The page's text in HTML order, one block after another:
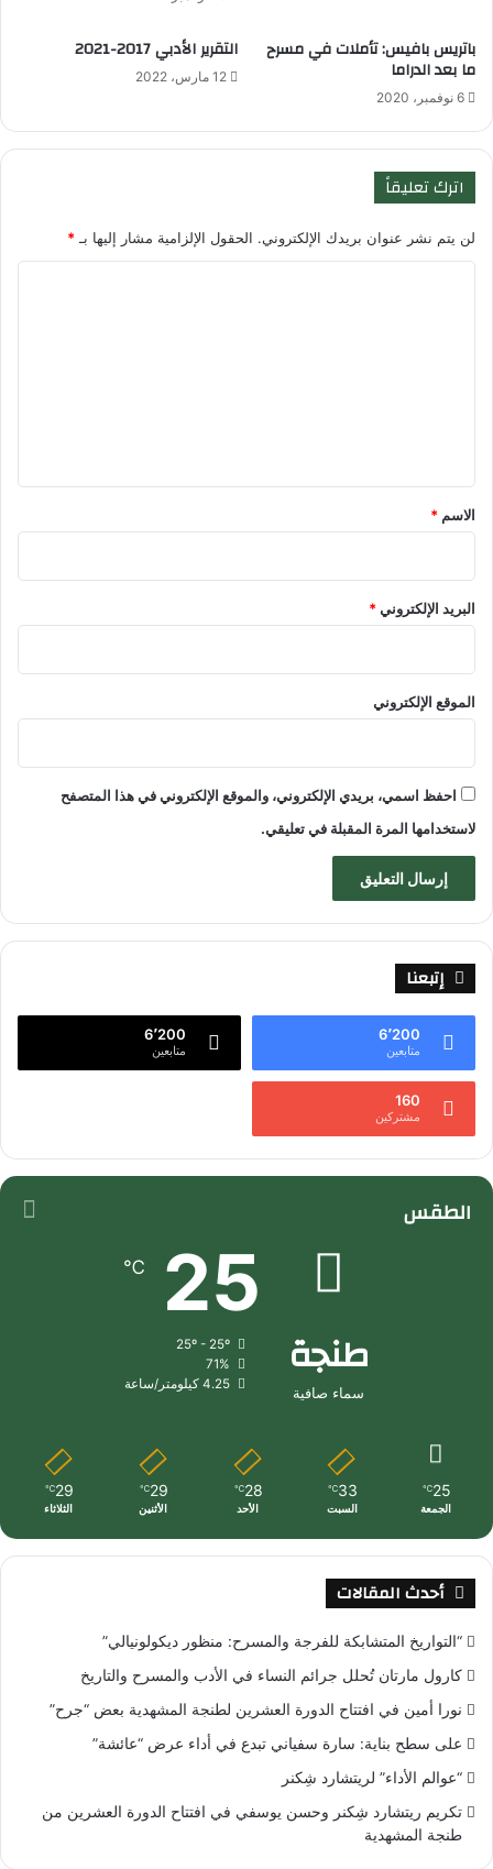
باتريس بافيس: تأملات في مسرح
ما بعد الدراما
6 نوفمبر، 2020
التقرير الأدبي 2017-2021
12 مارس، 2022
اترك تعليقاً
لن يتم نشر عنوان بريدك الإلكتروني. الحقول الإلزامية مشار إليها بـ *
*
الاسم *
البريد الإلكتروني*
الموقع الإلكتروني
احفظ اسمي، بريدي الإلكتروني، والموقع الإلكتروني في هذا المتصفح
لاستخدامها المرة المقبلة في تعليقي.
إتبعنا
6٬200
متابعين
6٬200
متابعين
160
مشتركين
الطقس
طنجة
سماء صافية
25
℃
71%
4.25 كيلومتر/ساعة
25
℃
الجمعة
33
℃
السبت
28
℃
الأحد
29
℃
الأثنين
29
℃
الثلاثاء
أحدث المقالات
“التواريخ المتشابكة للفرجة والمسرح: منظور ديكولونيالي”
كارول مارتان تُحلل جرائم النساء في الأدب والمسرح والتاريخ
نورا أمين في افتتاح الدورة العشرين لطنجة المشهدية بعض “جرح”
على سطح بناية: سارة سفياني تبدع في أداء عرض “عائشة”
“عوالم الأداء” لريتشارد شِكنر
تكريم ريتشارد شِكنر وحسن يوسفي في افتتاح الدورة العشرين من
طنجة المشهدية